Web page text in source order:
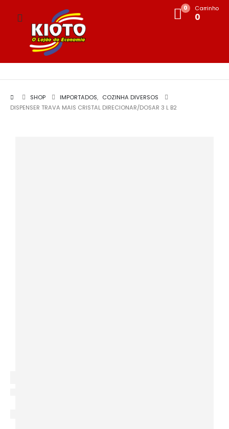
0 Carrinho
0
SHOP IMPORTADOS, COZINHA DIVERSOS
DISPENSER TRAVA MAIS CRISTAL DIRECIONAR/DOSAR 3 L B2